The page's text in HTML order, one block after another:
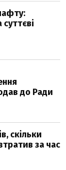
до Ради
скільки
за час